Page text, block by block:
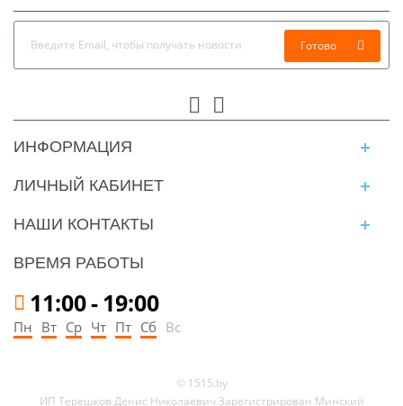
Готово
ИНФОРМАЦИЯ
ЛИЧНЫЙ КАБИНЕТ
НАШИ КОНТАКТЫ
ВРЕМЯ РАБОТЫ
11:00-19:00
Пн Вт Ср Чт Пт Сб Вс
© 1515.by
ИП Терешков Денис Николаевич Зарегистрирован Минский